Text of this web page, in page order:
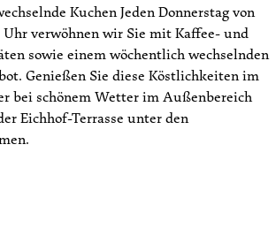
Kuchen Jeden Donnerstag von
Uhr verwöhnen wir Sie mit Kaffee- und
sowie einem wöchentlich wechselnden
Genießen Sie diese Köstlichkeiten im
bei schönem Wetter im Außenbereich
Eichhof-Terrasse unter den